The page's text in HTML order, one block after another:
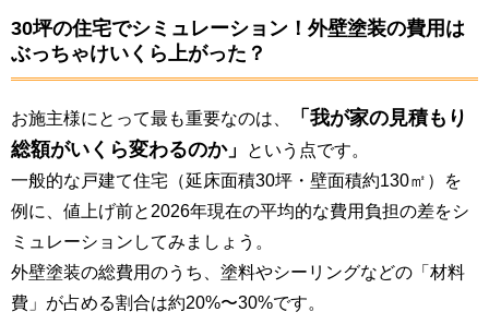
30坪の住宅でシミュレーション！外壁塗装の費用は
ぶっちゃけいくら上がった？
お施主様にとって最も重要なのは、
「我が家の見積もり
総額がいくら変わるのか」
という点です。
一般的な戸建て住宅（延床面積30坪・壁面積約130㎡）を
例に、値上げ前と2026年現在の平均的な費用負担の差をシ
ミュレーションしてみましょう。
外壁塗装の総費用のうち、塗料やシーリングなどの「材料
費」が占める割合は約20%〜30%です。